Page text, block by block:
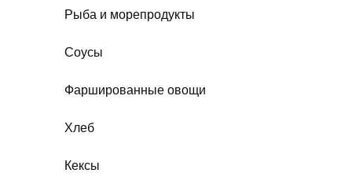
Рыба и морепродукты
Соусы
Фаршированные овощи
Хлеб
Кексы